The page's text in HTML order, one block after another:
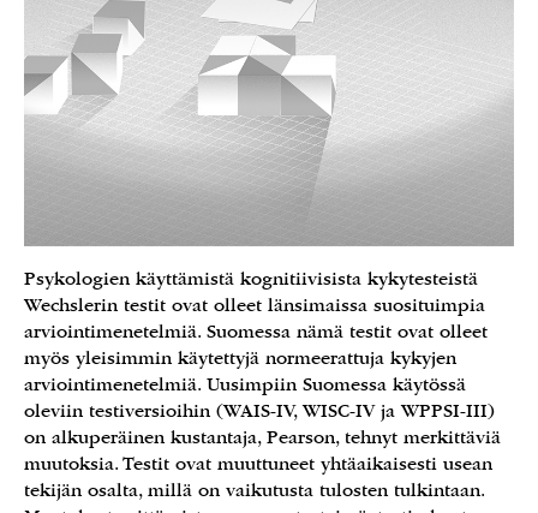
Psykologien käyttämistä kognitiivisista kykytesteistä
Wechslerin testit ovat olleet länsimaissa suosituimpia
arviointimenetelmiä. Suomessa nämä testit ovat olleet
myös yleisimmin käytettyjä normeerattuja kykyjen
arviointimenetelmiä. Uusimpiin Suomessa käytössä
oleviin testiversioihin (WAIS-IV, WISC-IV ja WPPSI-III)
on alkuperäinen kustantaja, Pearson, tehnyt merkittäviä
muutoksia. Testit ovat muuttuneet yhtäaikaisesti usean
tekijän osalta, millä on vaikutusta tulosten tulkintaan.